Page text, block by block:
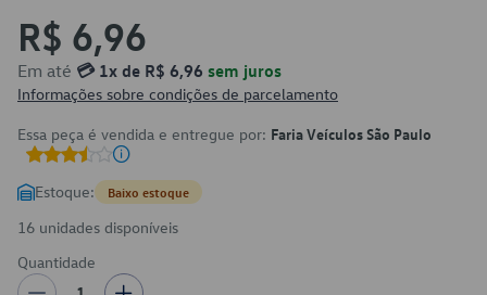
R$ 6,96
Em até 💳 1x de R$ 6,96 sem juros
Informações sobre condições de parcelamento
Essa peça é vendida e entregue por: Faria Veículos São Paulo
Estoque: Baixo estoque
16 unidades disponíveis
Quantidade